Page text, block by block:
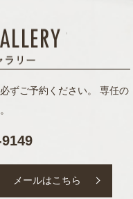
ずご予約ください。
専任の
メールはこちら